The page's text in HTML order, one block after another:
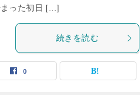
った初日 […]
続きを読む
0